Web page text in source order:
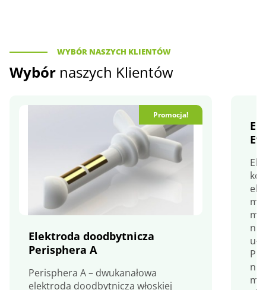
WYBÓR NASZYCH KLIENTÓW
Wybór naszych Klientów
Promocja!
Elektroda doodbytnicza
Perisphera A
Perisphera A – dwukanałowa
elektroda doodbytnicza włoskiej